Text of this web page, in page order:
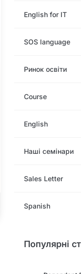
English for IT
SOS language
Ринок освіти
Сourse
English
Наші семінари
Sales Letter
Spanish
Популярні